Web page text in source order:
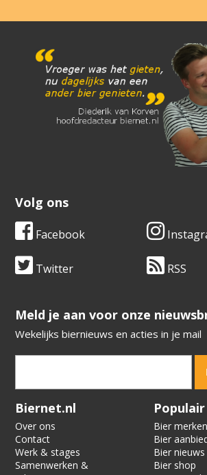
Volg ons
Facebook
Twitter RSS
​​​​​​​Meld je aan voor onze
Wekelijks biernieuws en acties in je mail
Verification code:
Biernet.nl
Over ons
Contact
Werk & stages
Samenwerken &
Populair
Bier merken
Bier
Bier nieuws
Bier shop